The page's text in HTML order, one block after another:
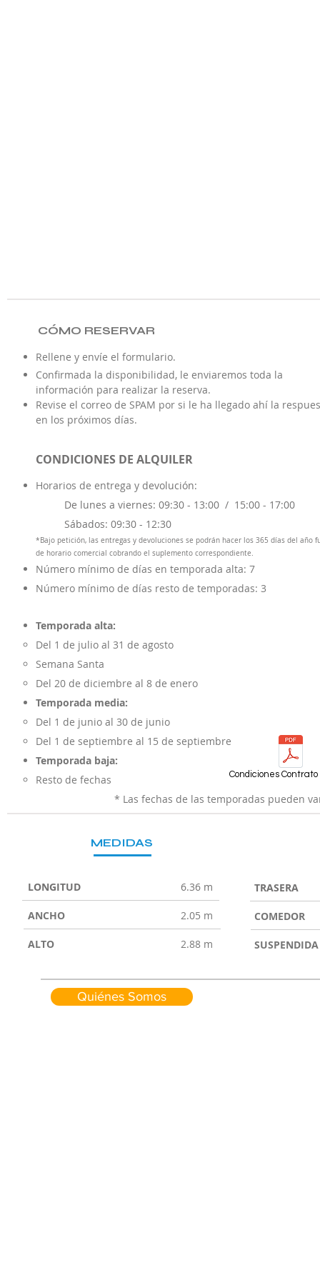
CÓMO RESERVAR
Rellene y envíe el formulario.
Confirmada la disponibilidad, le enviaremos toda la
información para realizar la reserva.
Revise el correo de SPAM por si le ha llegado ahí la
en los próximos días.
CONDICIONES DE ALQUILER
Horarios de entrega y devolución:
De lunes a viernes: 09:30 - 13:00 / 15:00 - 17:00
Sábados: 09:30 - 12:30
*Bajo petición, las entregas y devoluciones se podrán hacer los 365 días del año
de horario comercial cobrando el suplemento correspondiente.
Número mínimo de días en temporada alta: 7
Número mínimo de días resto de temporadas: 3
Temporada alta:
Del 1 de julio al 31 de agosto
Semana Santa
Del 20 de diciembre al 8 de enero
Temporada media:
Del 1 de junio al 30 de junio
Del 1 de septiembre al 15 de septiembre
Temporada baja:
Resto de fechas
* Las fechas de las temporadas pueden
Condiciones
MEDIDAS
LONGITUD 6.36 m
ANCHO 2.05 m
ALTO 2.88 m
TRASERA
COMEDOR
SUSPENDIDA
Quiénes Somos